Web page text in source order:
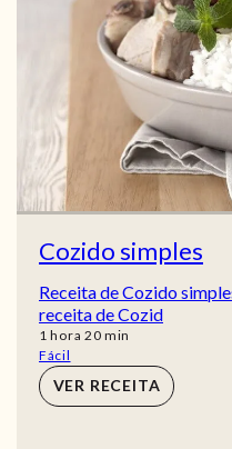
Cozido simples
Receita de Cozido
receita de Cozid
1 hora
hora 20min
min
Fácil
VER RECEITA